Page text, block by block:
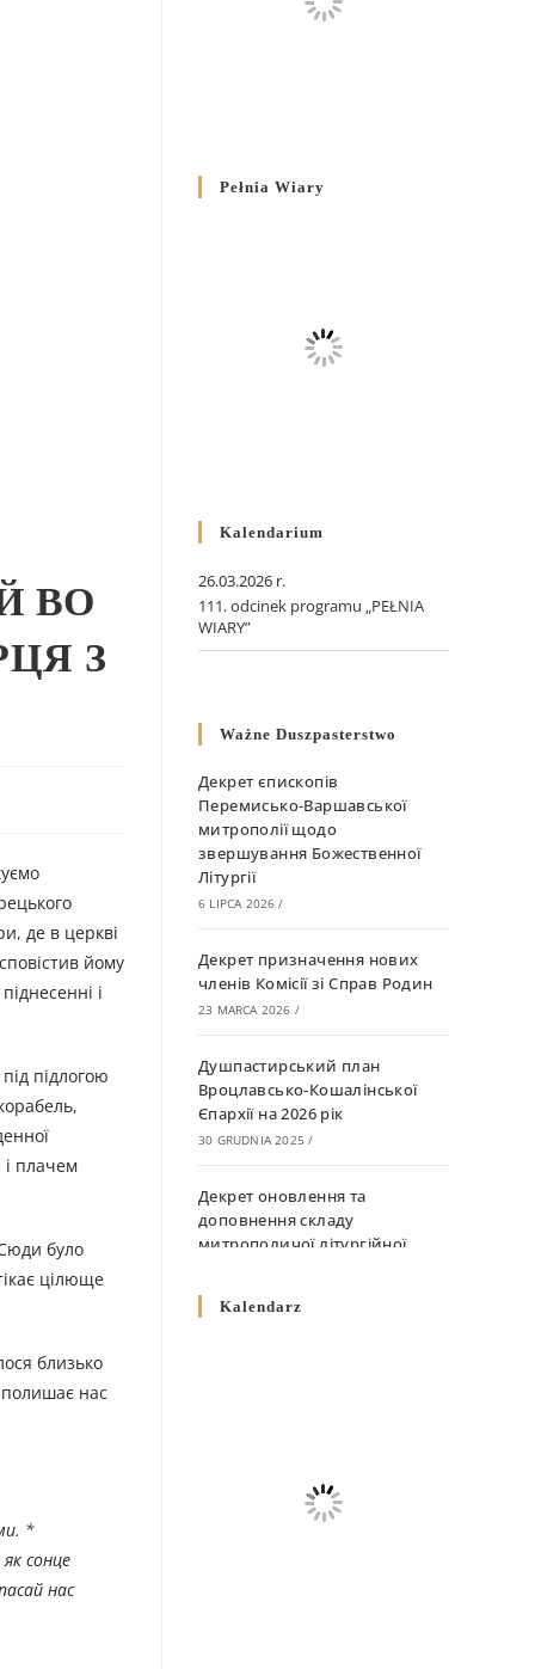
ВО
З
де в церкві
йому
і
підлогою
і плачем
було
цілюще
близько
полишає нас
*
сонце
нас
Pełnia Wiary
Kalendarium
26.03.2026 r.
111. odcinek programu „PEŁNIA
WIARY”
Ważne Duszpasterstwo
Декрет єпископів
Перемисько-Варшавської
митрополії щодо
звершування Божественної
Літургії
6 LIPCA 2026 /
Декрет призначення нових
членів Комісії зі Справ Родин
23 MARCA 2026 /
Душпастирський план
Вроцлавсько-Кошалінської
Єпархії на 2026 рік
30 GRUDNIA 2025 /
Декрет оновлення та
доповнення складу
митрополичої літургійної
10 GRUDNIA 2025
Декрет про відзначення
Великодня і всіх рухомих
Kalendarz